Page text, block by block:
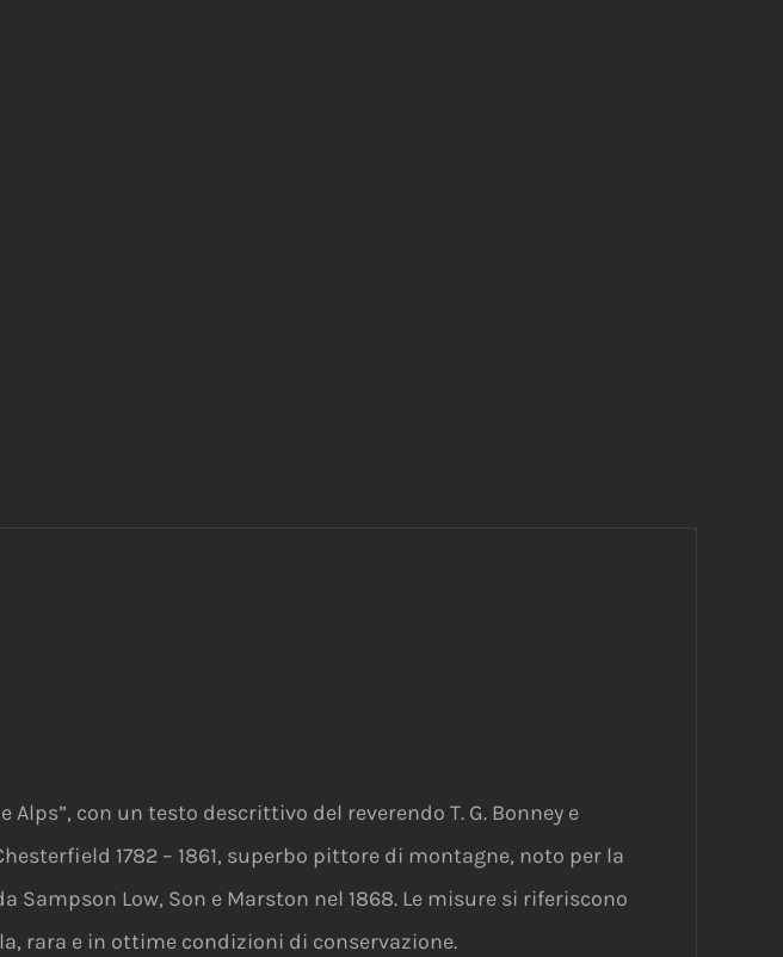
con un testo descrittivo del reverendo T. G. Bonney e
1782 – 1861, superbo pittore di montagne, noto per la
Low, Son e Marston nel 1868. Le misure si riferiscono
rara e in ottime condizioni di conservazione.